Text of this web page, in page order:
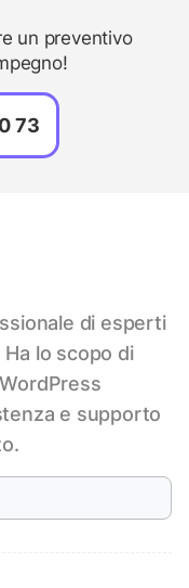
un preventivo
73
di esperti
lo scopo di
e supporto